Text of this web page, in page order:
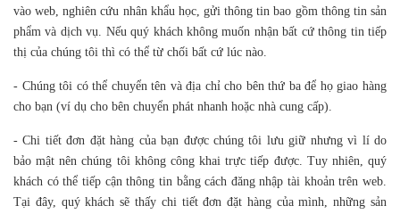
vào web, nghiên cứu nhân khẩu học, gửi thông tin bao gồm thông tin sản
phẩm và dịch vụ. Nếu quý khách không muốn nhận bất cứ thông tin tiếp
thị của chúng tôi thì có thể từ chối bất cứ lúc nào.
- Chúng tôi có thể chuyển tên và địa chỉ cho bên thứ ba để họ giao hàng
cho bạn (ví dụ cho bên chuyển phát nhanh hoặc nhà cung cấp).
- Chi tiết đơn đặt hàng của bạn được chúng tôi lưu giữ nhưng vì lí do
bảo mật nên chúng tôi không công khai trực tiếp được. Tuy nhiên, quý
khách có thể tiếp cận thông tin bằng cách đăng nhập tài khoản trên web.
Tại đây, quý khách sẽ thấy chi tiết đơn đặt hàng của mình, những sản